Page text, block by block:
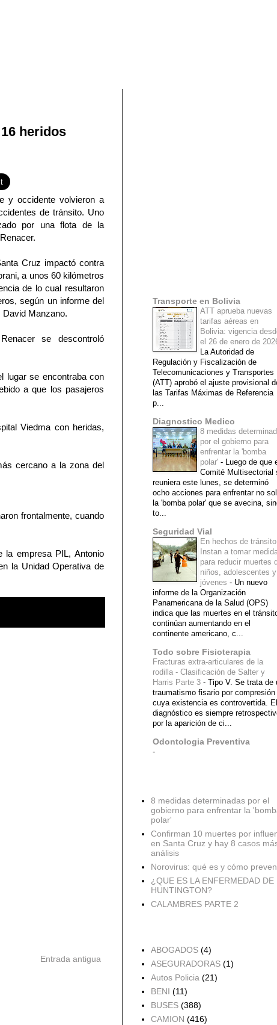
heridos
y occidente volvieron a
de tránsito. Uno
por una flota de la
Cruz impactó contra
a unos 60 kilómetros
de lo cual resultaron
según un informe del
David Manzano.
se descontroló
lugar se encontraba con
a que los pasajeros
Viedma con heridas,
cercano a la zona del
frontalmente, cuando
la empresa PIL, Antonio
la Unidad Operativa de
Entrada antigua
Transporte en Bolivia
ATT aprueba nuevas
tarifas aéreas en
Bolivia: vigencia
el 26 de enero de
La Autoridad de
Regulación y Fiscalización de
Telecomunicaciones y Transportes
(ATT) aprobó el ajuste provisional
las Tarifas Máximas de Referencia
p...
Diagnostico Medico
8 medidas
por el gobierno para
enfrentar la 'bomba
polar' - Luego de que
Comité Multisectorial
reuniera este lunes, se determinó
ocho acciones para enfrentar no
la 'bomba polar' que se avecina,
to...
Seguridad Vial
En hechos de tránsito
Instan a tomar
para reducir muertes
niños, adolescentes y
jóvenes - Un nuevo
informe de la Organización
Panamericana de la Salud (OPS)
indica que las muertes en el
continúan aumentando en el
continente americano, c...
Todo sobre Fisioterapia
Fracturas extra-articulares de la
rodilla - Clasificación de Salter y
Harris Parte 3 - Tipo V. Se trata de
traumatismo fisario por compresión
cuya existencia es controvertida. El
diagnóstico es siempre
por la aparición de ci...
Odontologia Preventiva
-
8 medidas determinadas por el
gobierno para enfrentar la
polar'
Confirman 10 muertes por
en Santa Cruz y hay 8 casos
análisis
Norovirus: qué es y cómo
¿QUE ES LA ENFERMEDAD DE
HUNTINGTON?
CALAMBRES PARTE 2
ABOGADOS (4)
ASEGURADORAS (1)
Autos Policia (21)
BENI (11)
BUSES (388)
CAMION (416)